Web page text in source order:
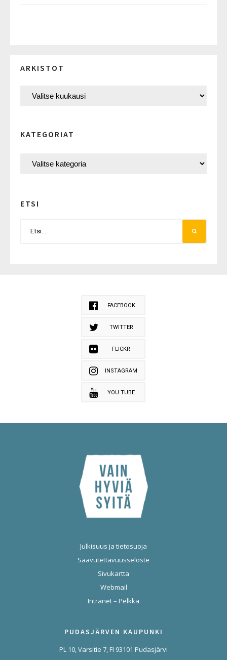
ARKISTOT
KATEGORIAT
ETSI
FACEBOOK
TWITTER
FLICKR
INSTAGRAM
YOU TUBE
Julkisuus ja tietosuoja
Saavutettavuusseloste
Sivukartta
Webmail
Intranet – Pelkka
PUDASJÄRVEN KAUPUNKI
PL 10, Varsitie 7, FI 93101 Pudasjärvi